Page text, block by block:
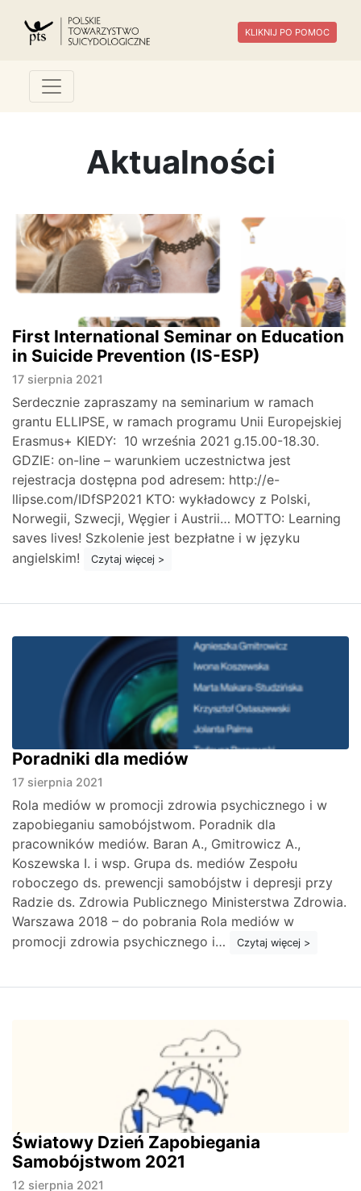
KLIKNIJ PO POMOC
Aktualności
First International Seminar on Education
in Suicide Prevention (IS-ESP)
17 sierpnia 2021
Serdecznie zapraszamy na seminarium w ramach
grantu ELLIPSE, w ramach programu Unii Europejskiej
Erasmus+ KIEDY: 10 września 2021 g.15.00-18.30.
GDZIE: on-line – warunkiem uczestnictwa jest
rejestracja dostępna pod adresem: http://e-
llipse.com/IDfSP2021 KTO: wykładowcy z Polski,
Norwegii, Szwecji, Węgier i Austrii… MOTTO: Learning
saves lives! Szkolenie jest bezpłatne i w języku
angielskim!
Czytaj więcej >
Poradniki dla mediów
17 sierpnia 2021
Rola mediów w promocji zdrowia psychicznego i w
zapobieganiu samobójstwom. Poradnik dla
pracowników mediów. Baran A., Gmitrowicz A.,
Koszewska I. i wsp. Grupa ds. mediów Zespołu
roboczego ds. prewencji samobójstw i depresji przy
Radzie ds. Zdrowia Publicznego Ministerstwa Zdrowia.
Warszawa 2018 – do pobrania Rola mediów w
promocji zdrowia psychicznego i…
Czytaj więcej >
Światowy Dzień Zapobiegania
Samobójstwom 2021
12 sierpnia 2021